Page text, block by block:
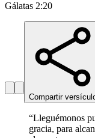
Gálatas 2:20
Compartir
“Lleguémonos
gracia, para